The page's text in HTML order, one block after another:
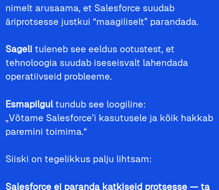
nimelt arusaama, et Salesforce suudab
äriprotsesse justkui “maagiliselt” parandada.
Sageli tuleneb see eeldus ootustest, et
tehnoloogia suudab iseseisvalt lahendada
operatiivseid probleeme.
Esmapilgultundub see loogiline:
„Võtame Salesforce’i kasutusele ja kõik hakkab
paremini toimima.“
Siiski on tegelikkus palju lihtsam:
Salesforce ei paranda katkiseid protsesse — ta